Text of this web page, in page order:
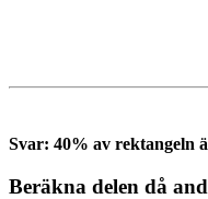
Svar: 40% av rektangeln
Beräkna delen då